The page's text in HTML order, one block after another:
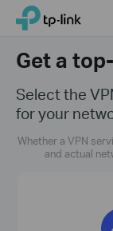
ClickTP-Link, Reliably
Get a
Select the
for your
Whether a VPN
and actual